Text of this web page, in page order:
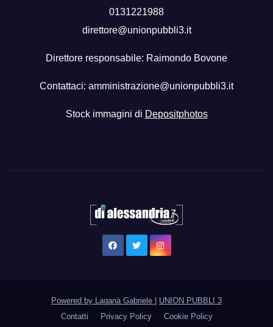
0131221988
direttore@unionpubbli3.it
Direttore responsabile: Raimondo Bovone
Contattaci: amministrazione@unionpubbli3.it
Stock immagini di Depositphotos
Powered by Laganà Gabriele
UNION PUBBLI 3
Contatti
Privacy Policy Cookie Policy